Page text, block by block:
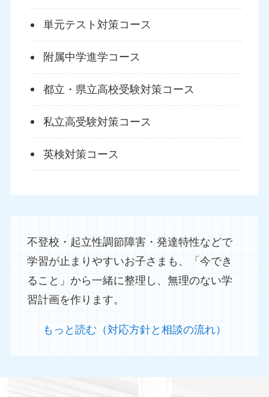
単元テスト対策コース
附属中学進学コース
都立・県立高校受験対策コース
私立高受験対策コース
英検対策コース
不登校・起立性調節障害・発達特性などで
学習が止まりやすいお子さまも、「今でき
ること」から一緒に整理し、無理のない学
習計画を作ります。
もっと読む（対応方針と相談の流れ）